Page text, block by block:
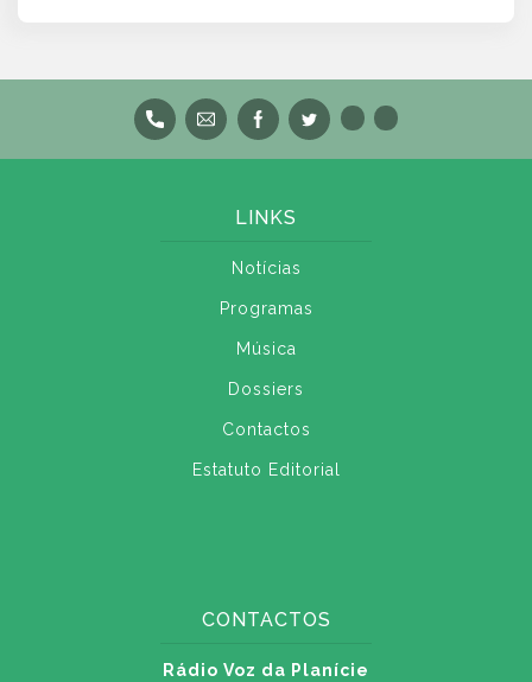
LINKS
Notícias
Programas
Música
Dossiers
Contactos
Estatuto Editorial
CONTACTOS
Rádio Voz da Planície